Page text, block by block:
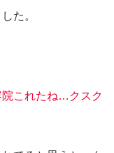
た。
院これたね…クスク